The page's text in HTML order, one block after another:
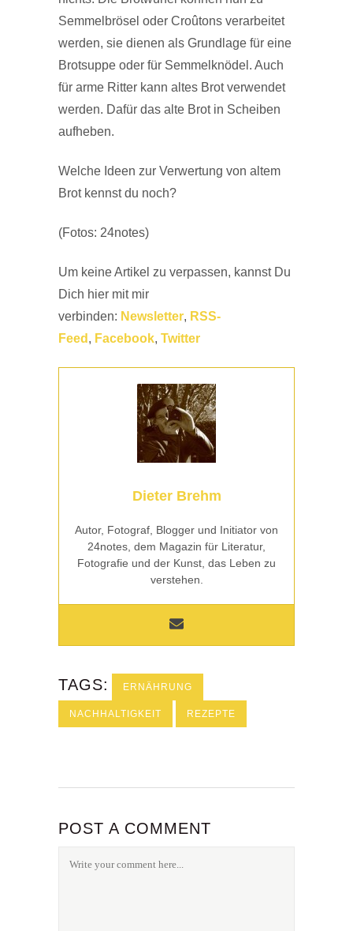
Semmelbrösel oder Croûtons verarbeitet
werden, sie dienen als Grundlage für eine
Brotsuppe oder für Semmelknödel. Auch
für arme Ritter kann altes Brot verwendet
werden. Dafür das alte Brot in Scheiben
aufheben.
Welche Ideen zur Verwertung von altem
Brot kennst du noch?
(Fotos: 24notes)
Um keine Artikel zu verpassen, kannst Du
Dich hier mit mir
verbinden: Newsletter, RSS-
Feed , Facebook, Twitter
Dieter Brehm
Autor, Fotograf, Blogger und Initiator von
24notes, dem Magazin für Literatur,
Fotografie und der Kunst, das Leben zu
verstehen.
TAGS: ERNÄHRUNG
NACHHALTIGKEIT REZEPTE
POST A COMMENT